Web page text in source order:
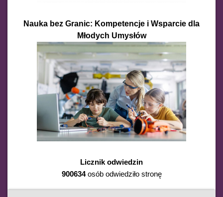
Nauka bez Granic: Kompetencje i Wsparcie dla
Młodych Umysłów
Licznik odwiedzin
900634osób odwiedziło stronę